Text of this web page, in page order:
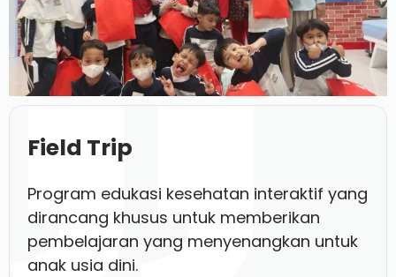
Field Trip
Program edukasi kesehatan interaktif yang
dirancang khusus untuk memberikan
pembelajaran yang menyenangkan untuk
anak usia dini.